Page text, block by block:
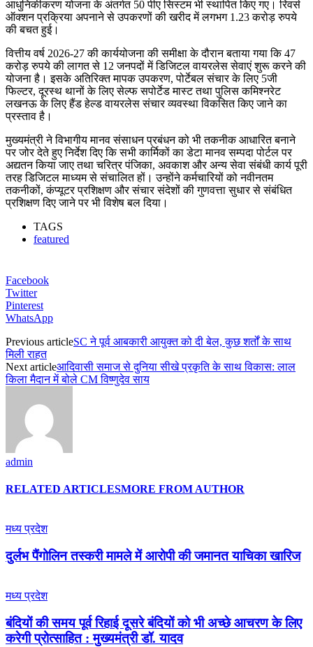
आधुनिकीकरण योजना के अंतर्गत 50 पीए सिस्टम भी स्थापित किए गए। रिवर्स
ऑक्शन प्रक्रिया अपनाने से उपकरणों की खरीद में लगभग 1.23 करोड़ रुपये
की बचत हुई।
वित्तीय वर्ष 2026-27 की कार्ययोजना की समीक्षा के दौरान बताया गया कि 47
करोड़ रुपये की लागत से 12 जनपदों में डिजिटल वायरलेस सेवाएं शुरू करने की
योजना है। इसके अतिरिक्त मापक उपकरण, पोर्टेबल संचार के लिए 5जी
फिल्टर, दूरस्थ थानों के लिए सेल्फ सपोर्टेड मास्ट तथा पुलिस कमिश्नरेट
लखनऊ के लिए हैंड हेल्ड वायरलेस संचार व्यवस्था विकसित किए जाने का
प्रस्ताव है।
मुख्यमंत्री ने विभागीय मानव संसाधन प्रबंधन को भी तकनीक आधारित बनाने
पर जोर देते हुए निर्देश दिए कि सभी कार्मिकों का डेटा मानव सम्पदा पोर्टल पर
अद्यतन किया जाए तथा चरित्र पंजिका, अवकाश और अन्य सेवा संबंधी कार्य पूरी
तरह डिजिटल माध्यम से संचालित हों। उन्होंने कर्मचारियों को नवीनतम
तकनीकों, कंप्यूटर प्रशिक्षण और संचार संदेशों की गुणवत्ता सुधार से संबंधित
प्रशिक्षण दिए जाने पर भी विशेष बल दिया।
TAGS
featured
Facebook
Twitter
Pinterest
WhatsApp
Previous articleSC ने पूर्व आबकारी आयुक्त को दी बेल, कुछ शर्तों के साथ
मिली राहत
Next articleआदिवासी समाज से दुनिया सीखे प्रकृति के साथ विकास: लाल
किला मैदान में बोले CM विष्णुदेव साय
admin
RELATED ARTICLESMORE FROM AUTHOR
मध्य प्रदेश
दुर्लभ पैंगोलिन तस्करी मामले में आरोपी की जमानत याचिका खारिज
मध्य प्रदेश
बंदियों की समय पूर्व रिहाई दूसरे बंदियों को भी अच्छे आचरण के लिए
करेगी प्रोत्साहित : मुख्यमंत्री डॉ. यादव